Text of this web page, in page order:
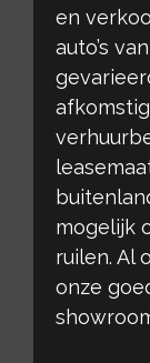
en
auto’s
mogelijk
ruilen. Al
onze